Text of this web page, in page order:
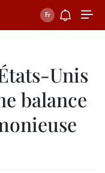
Unis
balance